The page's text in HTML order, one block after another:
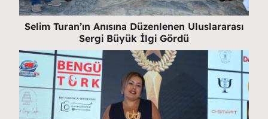
Selim Turan’ın Anısına Düzenlenen Uluslararası
Sergi Büyük İlgi Gördü